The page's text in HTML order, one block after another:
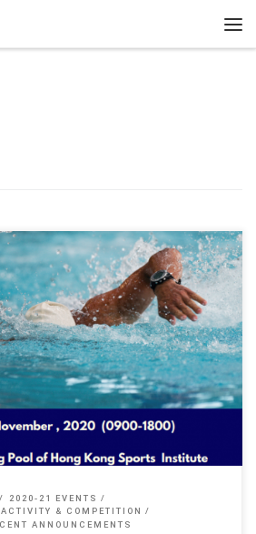
2020-21 EVENTS
& COMPETITION
ANNOUNCEMENTS